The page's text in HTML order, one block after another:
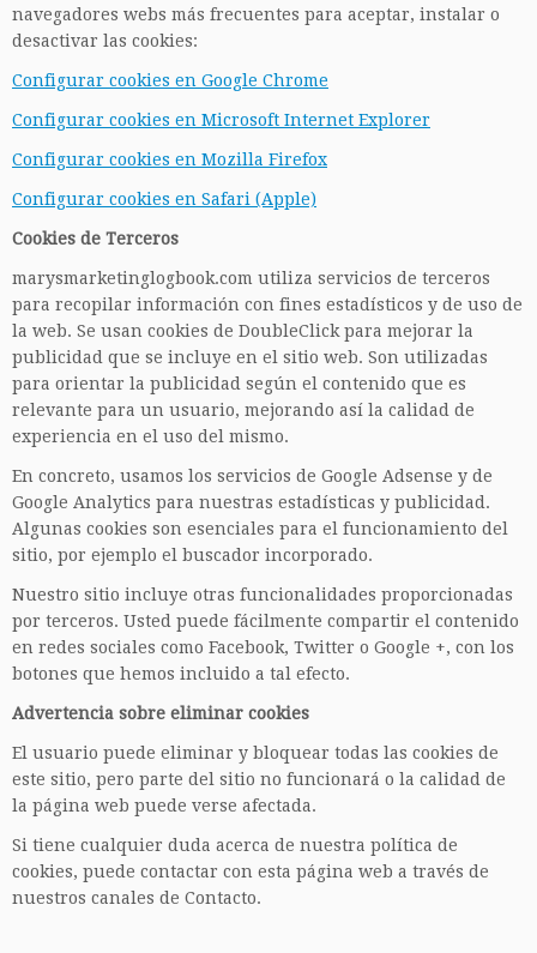
navegadores webs más frecuentes para aceptar, instalar o
desactivar las cookies:
Configurar cookies en Google Chrome
Configurar cookies en Microsoft Internet Explorer
Configurar cookies en Mozilla Firefox
Configurar cookies en Safari (Apple)
Cookies de Terceros
marysmarketinglogbook.com utiliza servicios de terceros
para recopilar información con fines estadísticos y de uso de
la web. Se usan cookies de DoubleClick para mejorar la
publicidad que se incluye en el sitio web. Son utilizadas
para orientar la publicidad según el contenido que es
relevante para un usuario, mejorando así la calidad de
experiencia en el uso del mismo.
En concreto, usamos los servicios de Google Adsense y de
Google Analytics para nuestras estadísticas y publicidad.
Algunas cookies son esenciales para el funcionamiento del
sitio, por ejemplo el buscador incorporado.
Nuestro sitio incluye otras funcionalidades proporcionadas
por terceros. Usted puede fácilmente compartir el contenido
en redes sociales como Facebook, Twitter o Google +, con los
botones que hemos incluido a tal efecto.
Advertencia sobre eliminar cookies
El usuario puede eliminar y bloquear todas las cookies de
este sitio, pero parte del sitio no funcionará o la calidad de
la página web puede verse afectada.
Si tiene cualquier duda acerca de nuestra política de
cookies, puede contactar con esta página web a través de
nuestros canales de Contacto.